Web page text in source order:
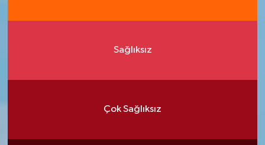
Sağlıksız
Çok Sağlıksız